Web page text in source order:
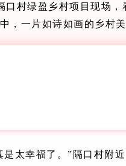
口村绿盈乡村项目现场，
，一片如诗如画的乡村美
太幸福了。”隔口村附